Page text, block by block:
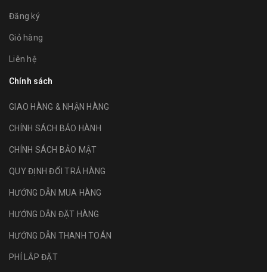
Đăng ký
Giỏ hàng
Liên hệ
Chính sách
GIAO HÀNG & NHẬN HÀNG
CHÍNH SÁCH BẢO HÀNH
CHÍNH SÁCH BẢO MẬT
QUY ĐỊNH ĐỔI TRẢ HÀNG
HƯỚNG DẪN MUA HÀNG
HƯỚNG DẪN ĐẶT HÀNG
HƯỚNG DẪN THANH TOÁN
PHÍ LẮP ĐẶT